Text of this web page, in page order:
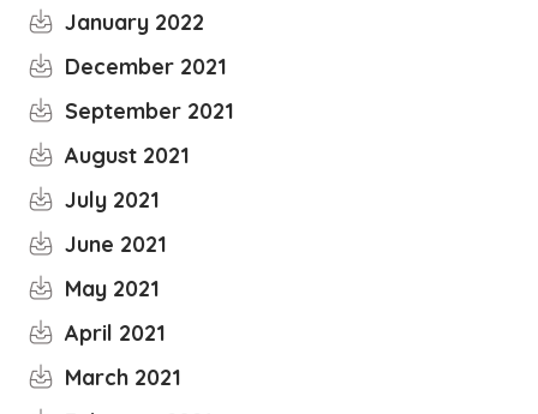
January 2022
December 2021
September 2021
August 2021
July 2021
June 2021
May 2021
April 2021
March 2021